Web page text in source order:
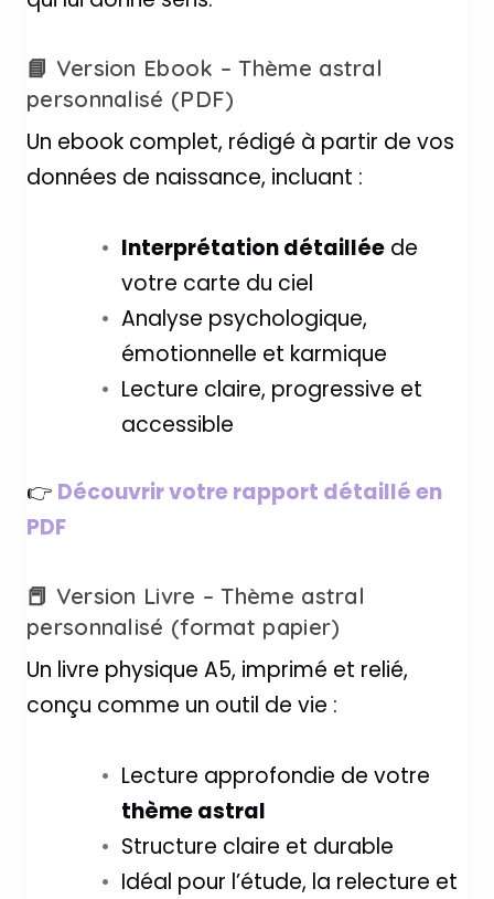
📘 Version Ebook – Thème astral
personnalisé (PDF)
Un ebook complet, rédigé à partir de vos
données de naissance, incluant :
Interprétation détailléede
votre carte du ciel
Analyse psychologique,
émotionnelle et karmique
Lecture claire, progressive et
accessible
👉 Découvrir votre rapport détaillé en
PDF
📕 Version Livre – Thème astral
personnalisé (format papier)
Un livre physique A5, imprimé et relié,
conçu comme un outil de vie :
Lecture approfondie de votre
thème astral
Structure claire et durable
Idéal pour l’étude, la relecture et